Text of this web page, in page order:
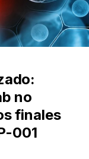
no
finales
001